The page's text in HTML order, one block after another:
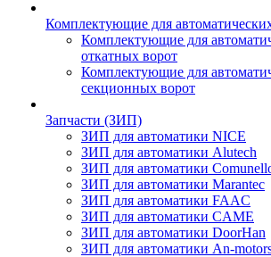
Комплектующие для
Комплектующие для
откатных ворот
Комплектующие для
секционных ворот
Запчасти (ЗИП)
ЗИП для автоматики NICE
ЗИП для автоматики Alutech
ЗИП для автоматики
ЗИП для автоматики Marantec
ЗИП для автоматики FAAC
ЗИП для автоматики CAME
ЗИП для автоматики DoorHan
ЗИП для автоматики An-